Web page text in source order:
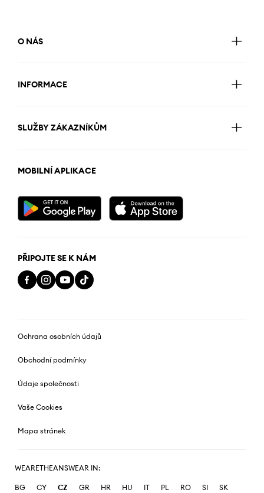
O NÁS
INFORMACE
SLUŽBY ZÁKAZNÍKŮM
MOBILNÍ APLIKACE
PŘIPOJTE SE K NÁM
Ochrana osobních údajů
Obchodní podmínky
Údaje společnosti
Vaše Cookies
Mapa stránek
WEARETHEANSWEAR IN:
BG CY CZ GR HR HU IT PL RO SI SK